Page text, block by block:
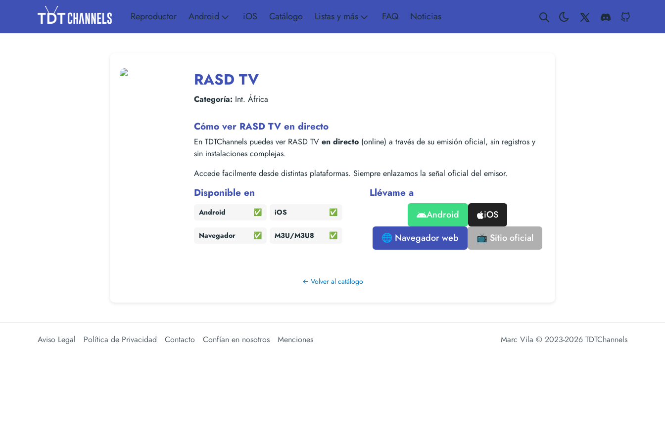
Reproductor Android iOS Catálogo Listas y más FAQ Noticias Twitter Discord
RASD TV
Categoría: Int. África
Cómo ver RASD TV en directo
En TDTChannels puedes ver RASD TV en directo (online) a través de su emisión oficial, sin registros y
sin instalaciones complejas.
Accede facilmente desde distintas plataformas. Siempre enlazamos la señal oficial del emisor.
Disponible en
Android ✅ iOS ✅
Navegador ✅ M3U/M3U8 ✅
Llévame a
Android
iOS
🌐 Navegador web
📺 Sitio oficial
← Volver al catálogo
Aviso Legal Política de Privacidad Contacto Confían en nosotros Menciones Marc Vila © 2023-2026 TDTChannels